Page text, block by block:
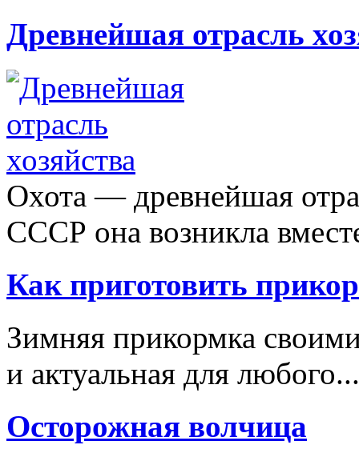
Древнейшая отрасль
Охота — древнейшая
СССР она возникла
Как приготовить
Зимняя прикормка
и актуальная для
Осторожная волчица